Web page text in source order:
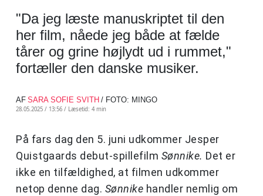
"Da jeg læste manuskriptet til den
her film, nåede jeg både at fælde
tårer og grine højlydt ud i rummet,"
fortæller den danske musiker.
AF SARA SOFIE SVITH / FOTO: MINGO
28.05.2025 / 13:56 / Læsetid: 4 min
På fars dag den 5. juni udkommer Jesper
Quistgaards debut-spillefilm Sønnike. Det er
ikke en tilfældighed, at filmen udkommer
netop denne dag. Sønnike handler nemlig om